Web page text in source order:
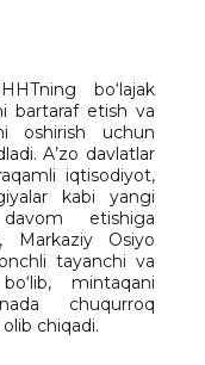
bo‘lajak
bartaraf etish va
oshirish uchun
A’zo davlatlar
iqtisodiyot,
kabi yangi
davom etishiga
Markaziy Osiyo
tayanchi va
mintaqani
chuqurroq
chiqadi.